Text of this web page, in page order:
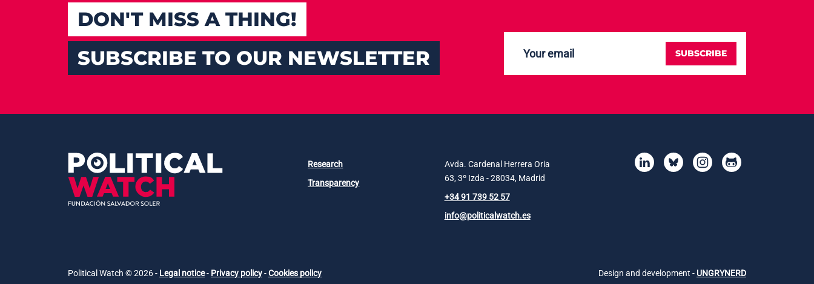
DON'T MISS A THING!
SUBSCRIBE TO OUR NEWSLETTER
SUBSCRIBE
Research
Transparency
Avda. Cardenal Herrera Oria
63, 3º Izda - 28034, Madrid
+34 91 739 52 57
info@politicalwatch.es
Political Watch © 2026 - Legal notice- Privacy policy-Cookies policy Design and development - UNGRYNERD